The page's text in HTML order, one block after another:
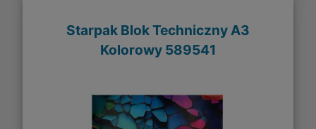
Starpak Blok Techniczny A3
Kolorowy 589541